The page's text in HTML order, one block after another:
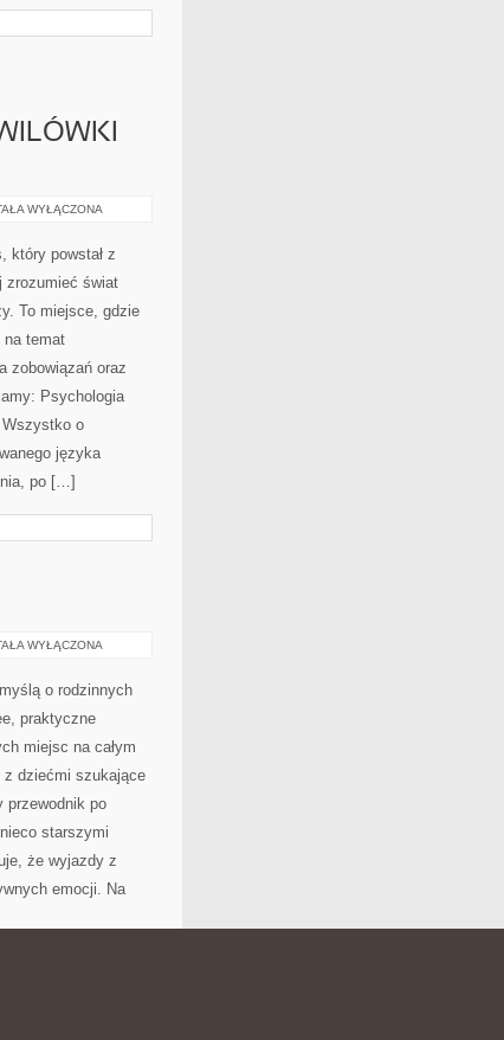
WYŁĄCZONA
który powstał z
zrozumieć świat
To miejsce, gdzie
na temat
zobowiązań oraz
Psychologia
o
języka
po […]
WYŁĄCZONA
o rodzinnych
praktyczne
miejsc na całym
z dziećmi szukające
przewodnik po
starszymi
że wyjazdy z
emocji. Na